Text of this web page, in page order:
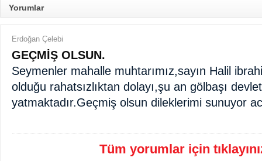
Yorumlar
Erdoğan Çelebi
GEÇMİŞ OLSUN.
Seymenler mahalle muhtarımız,sayın Halil
olduğu rahatsızlıktan dolayı,şu an gölbaşı
yatmaktadır.Geçmiş olsun dileklerimi sunuyor
Tüm yorumlar için